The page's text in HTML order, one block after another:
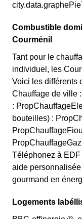
Combustible
Courménil
Tant pour le
individuel, les
Voici les différents
Chauffage de ville
:
bouteilles) :
Téléphonez à
aide
gourmand en
Logements